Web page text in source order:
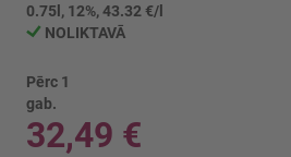
sākumu
0.75l, 12%, 43.32 €/l
NOLIKTAVĀ
Pērc 1
gab.
32,49 €